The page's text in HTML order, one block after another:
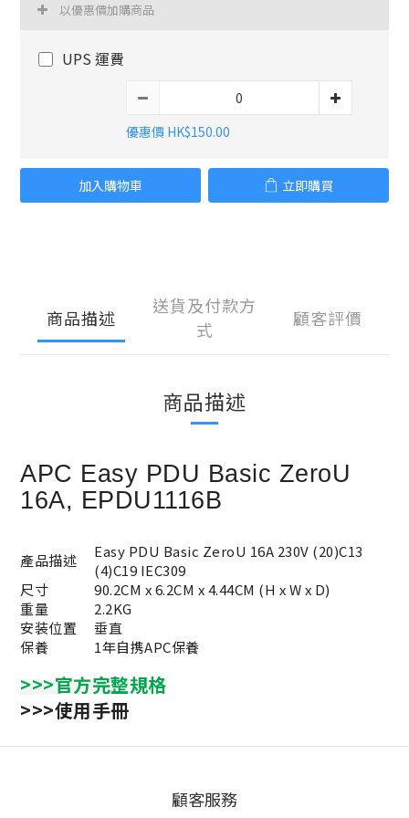
以優惠價加購商品
UPS 運費
優惠價 HK$150.00
加入購物車 立即購買
商品描述
送貨及付款方
式
顧客評價
商品描述
APC Easy PDU Basic ZeroU
16A, EPDU1116B
產品描述
Easy PDU Basic ZeroU 16A 230V (20)C13
(4)C19 IEC309
尺寸
90.2CM x 6.2CM x 4.44CM (H x W x D)
重量
2.2KG
安装位置
垂直
保養
1年自携APC保養
>>>官方完整規格
>>>使用手冊
顧客服務